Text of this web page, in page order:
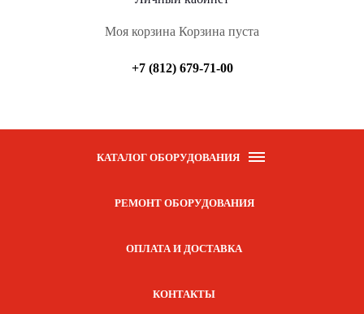
Моя корзина Корзина пуста
+7 (812) 679-71-00
КАТАЛОГ ОБОРУДОВАНИЯ
РЕМОНТ ОБОРУДОВАНИЯ
ОПЛАТА И ДОСТАВКА
КОНТАКТЫ